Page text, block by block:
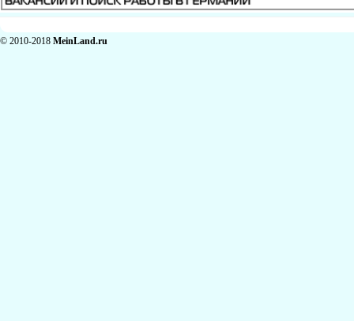
© 2010-2018 MeinLand.ru